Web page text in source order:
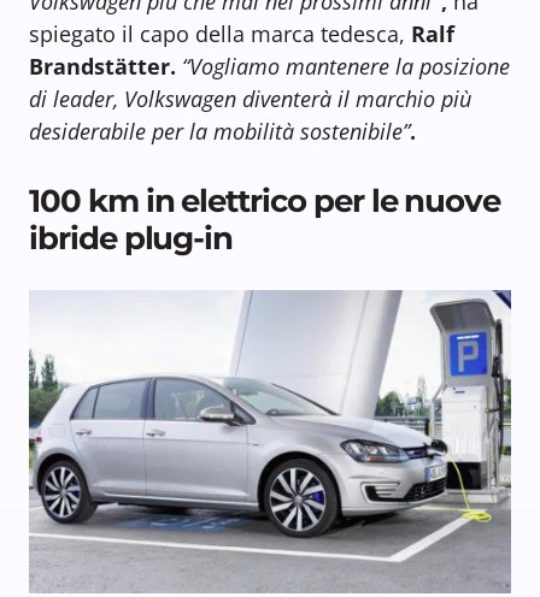
spiegato il capo della marca tedesca, Ralf
Brandstätter. “Vogliamo mantenere la posizione
di leader, Volkswagen diventerà il marchio più
desiderabile per la mobilità sostenibile”.
100 km in elettrico per le nuove
ibride plug-in